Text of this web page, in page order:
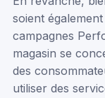
soient
campagnes
magasin se
des
utiliser des